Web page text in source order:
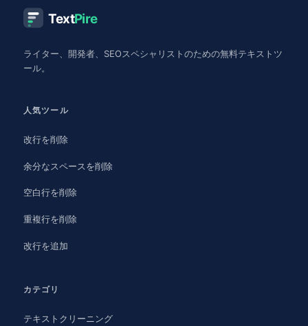
TextPire
ライター、開発者、SEOスペシャリストのための無料テキストツ
ール。
人気ツール
改行を削除
余分なスペースを削除
空白行を削除
重複行を削除
改行を追加
カテゴリ
テキストクリーニング